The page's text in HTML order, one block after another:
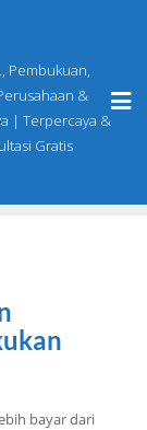
Pembukuan,
&
| Terpercaya &
Gratis
bayar dari